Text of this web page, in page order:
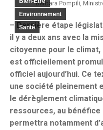
Environnement
Santé
Barbara Pompili,
– Dernière étape
il y a deux ans avec la
citoyenne pour le
est officiellement
officiel aujourd’hui. Ce
une société pleinement
le dérèglement
ressources, au bénéfice
permettra notamment